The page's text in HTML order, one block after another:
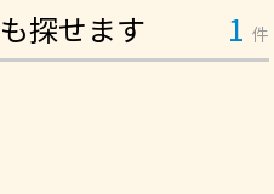
探せます 1 件